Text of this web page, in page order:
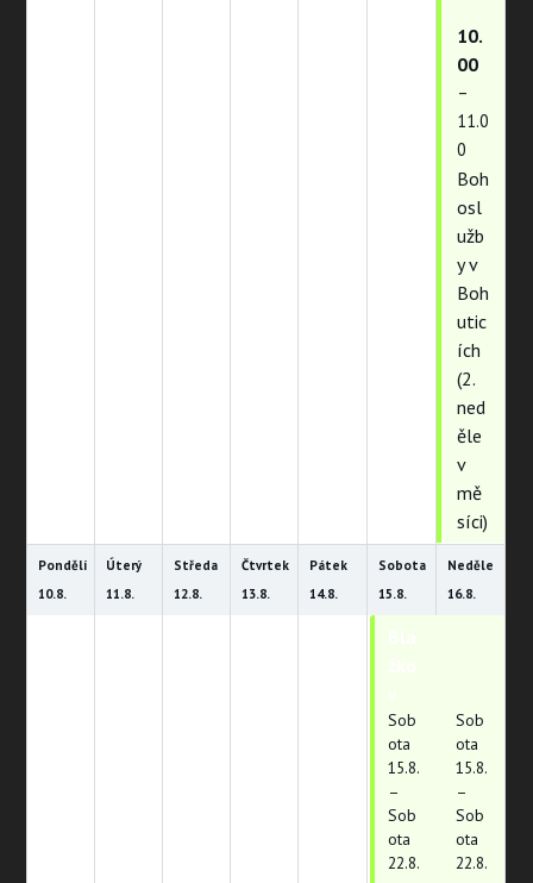
10.
00
–
11.0
0
Boh
osl
užb
y v
Boh
utic
ích
(2.
ned
ěle
v
mě
síci)
Pondělí
10.8.
Úterý
11.8.
Středa
12.8.
Čtvrtek
13.8.
Pátek
14.8.
Sobota
15.8.
Sob
ota
15.8.
–
Sob
ota
22.8.
Neděle
16.8.
Sob
ota
15.8.
–
Sob
ota
22.8.